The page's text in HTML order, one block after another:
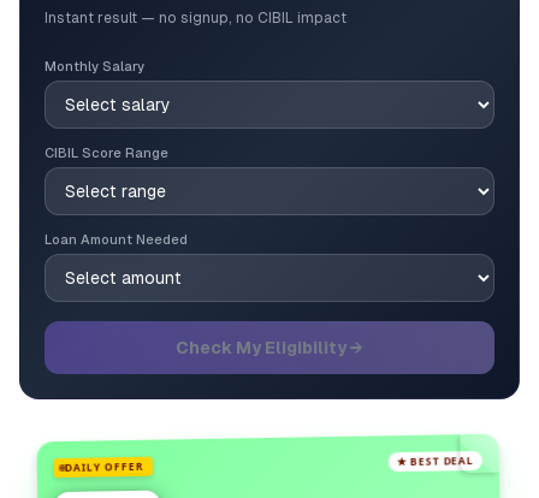
Instant result — no signup, no CIBIL impact
Monthly Salary
CIBIL Score Range
Loan Amount Needed
Check My Eligibility →
DAILY OFFER ★ BEST DEAL